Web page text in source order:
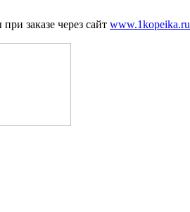
заказе через сайт www.1kopeika.ru